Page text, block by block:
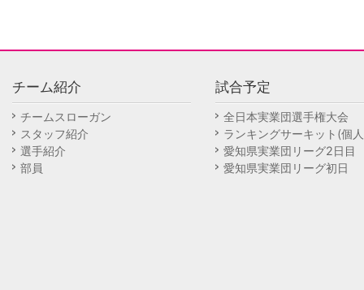
チーム紹介
チームスローガン
スタッフ紹介
選手紹介
部員
試合予定
全日本実業団選手権大会
ランキングサーキット(個
愛知県実業団リーグ2日目
愛知県実業団リーグ初日